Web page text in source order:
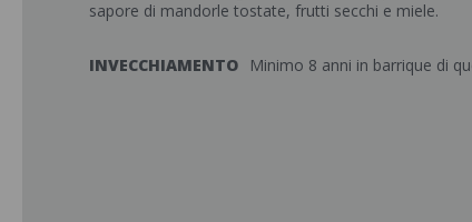
sapore di mandorle tostate, frutti secchi e miele.
INVECCHIAMENTO Minimo 8 anni in barrique di